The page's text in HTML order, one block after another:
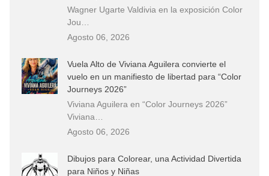
Wagner Ugarte Valdivia en la exposición Color
Jou…
Agosto 06, 2026
Vuela Alto de Viviana Aguilera convierte el
vuelo en un manifiesto de libertad para “Color
Journeys 2026”
Viviana Aguilera en “Color Journeys 2026”
Viviana…
Agosto 06, 2026
Dibujos para Colorear, una Actividad Divertida
para Niños y Niñas